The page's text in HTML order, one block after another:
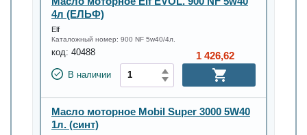
4л (ЕЛЬФ)
Elf
Каталожный номер: 900 NF 5w40/4л.
код: 40488
В наличии
1 426,62
Масло моторное Mobil Super 3000 5W40
1л. (синт)